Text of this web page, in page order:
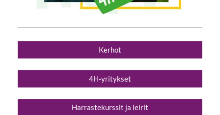
Kerhot
4H-yritykset
Harrastekurssit ja leirit